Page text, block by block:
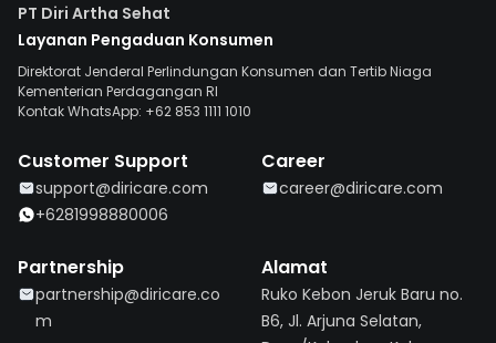
PT Diri Artha Sehat
Layanan Pengaduan Konsumen
Direktorat Jenderal Perlindungan Konsumen dan Tertib Niaga
Kementerian Perdagangan RI
Kontak WhatsApp: +62 853 1111 1010
Customer Support
support@diricare.com
+6281998880006
Career
career@diricare.com
Partnership
partnership@diricare.co
m
Alamat
Ruko Kebon Jeruk Baru no.
B6, Jl. Arjuna Selatan,